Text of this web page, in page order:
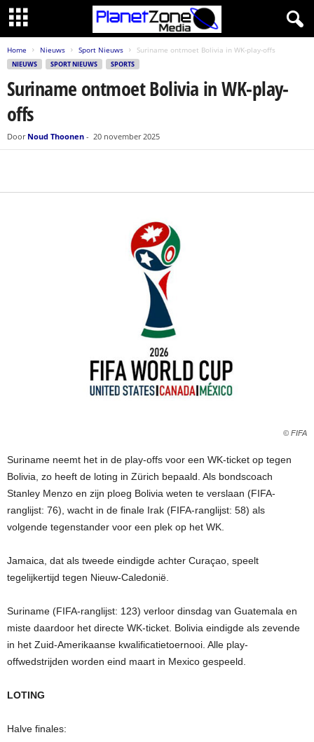
Home Nieuws Sport Nieuws Suriname ontmoet Bolivia in WK-play-offs
NIEUWS SPORT NIEUWS SPORTS
Suriname ontmoet Bolivia in WK-play-
offs
Door Noud Thoonen - 20 november 2025
© FIFA
Suriname neemt het in de play-offs voor een WK-ticket op tegen
Bolivia, zo heeft de loting in Zürich bepaald. Als bondscoach
Stanley Menzo en zijn ploeg Bolivia weten te verslaan (FIFA-
ranglijst: 76), wacht in de finale Irak (FIFA-ranglijst: 58) als
volgende tegenstander voor een plek op het WK.
Jamaica, dat als tweede eindigde achter Curaçao, speelt
tegelijkertijd tegen Nieuw-Caledonië.
Suriname (FIFA-ranglijst: 123) verloor dinsdag van Guatemala en
miste daardoor het directe WK-ticket. Bolivia eindigde als zevende
in het Zuid-Amerikaanse kwalificatietoernooi. Alle play-
offwedstrijden worden eind maart in Mexico gespeeld.
LOTING
Halve finales: